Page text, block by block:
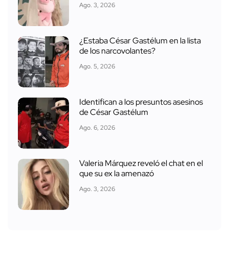
Ago. 3, 2026
¿Estaba César Gastélum en la lista
de los narcovolantes?
Ago. 5, 2026
Identifican a los presuntos asesinos
de César Gastélum
Ago. 6, 2026
Valeria Márquez reveló el chat en el
que su ex la amenazó
Ago. 3, 2026